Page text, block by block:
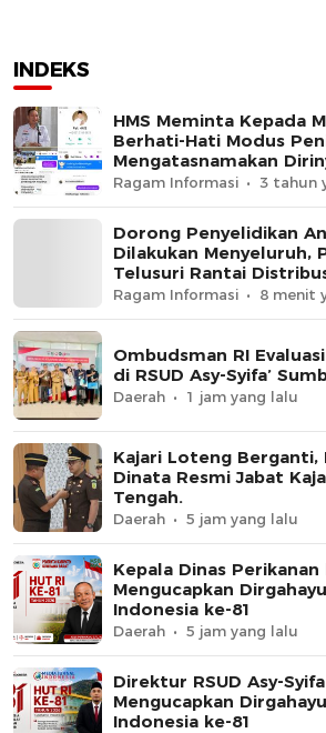
INDEKS
HMS Meminta Kepada
Berhati-Hati Modus
Mengatasnamakan
Ragam Informasi 3 tahun
Dorong Penyelidikan
Dilakukan Menyeluruh,
Telusuri Rantai
Ragam Informasi 8 menit
Ombudsman RI
di RSUD Asy-Syifa’
Daerah 1 jam yang lalu
Kajari Loteng Berganti,
Dinata Resmi Jabat
Tengah.
Daerah 5 jam yang lalu
Kepala Dinas
Mengucapkan
Indonesia ke-81
Daerah 5 jam yang lalu
Direktur RSUD Asy-
Mengucapkan
Indonesia ke-81